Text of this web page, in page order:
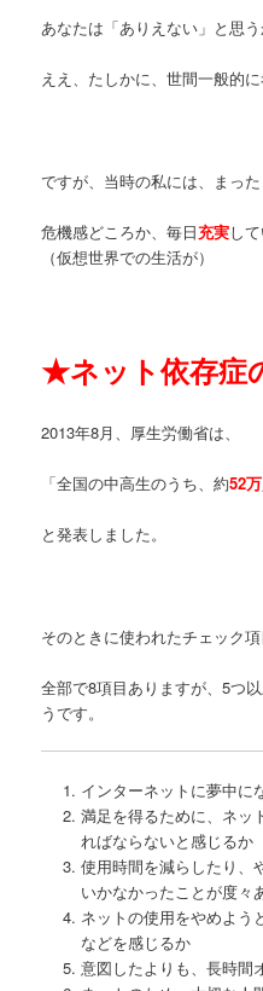
あなたは「ありえない」と思う
ええ、たしかに、世間一般的
ですが、当時の私には、まっ
危機感どころか、毎日充実し
（仮想世界での生活が）
★ネット依存症
2013年8月、厚生労働省は、
「全国の中高生のうち、約52万
と発表しました。
そのときに使われたチェック項
全部で8項目ありますが、5つ
うです。
インターネットに夢中に
満足を得るために、ネッ
ればならないと感じるか
使用時間を減らしたり、
いかなかったことが度々
ネットの使用をやめよう
などを感じるか
意図したよりも、長時間